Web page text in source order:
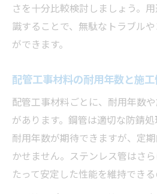
さを十分比較検討しましょう。
識することで、無駄なトラブル
ができます。
配管工事材料の耐用年数と施
配管工事材料ごとに、耐用年数
があります。鋼管は適切な防錆
耐用年数が期待できますが、定
かせません。ステンレス管はさ
たって安定した性能を維持できる